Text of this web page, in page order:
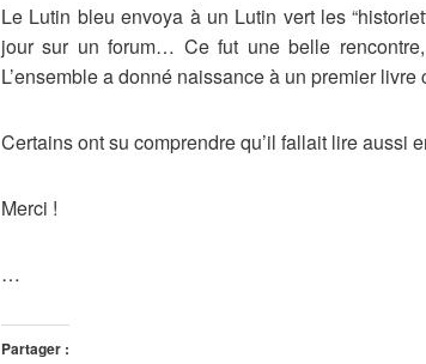
Le Lutin bleu envoya à un Lutin vert les
jour sur un forum… Ce fut une belle
L’ensemble a donné naissance à un premier
Certains ont su comprendre qu’il fallait lire aussi
Merci !
…
Partager :